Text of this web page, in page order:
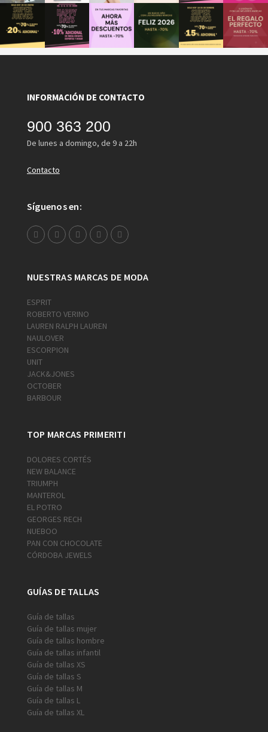
INFORMACIÓN DE CONTACTO
900 363 200
De lunes a domingo, de 9 a 22h
Contacto
Síguenos en:
NUESTRAS MARCAS DE MODA
ESPRIT
ROBERTO VERINO
LAUREN RALPH LAUREN
NAULOVER
ESCORPION
UNIT
JACK&JONES
OCTOBER
BARBOUR
TOP MARCAS PRIMERITI
DOLORES CORTÉS
NEW BALANCE
TRIUMPH
MANTEROL
EL POTRO
GEORGES RECH
NUEBOO
PAN CON CHOCOLATE
CÓRDOBA JEWELS
GUÍAS DE TALLAS
Guía de tallas
Guía de tallas mujer
Guía de tallas hombre
Guía de tallas infantil
Guía de tallas XS
Guía de tallas S
Guía de tallas M
Guía de tallas L
Guía de tallas XL